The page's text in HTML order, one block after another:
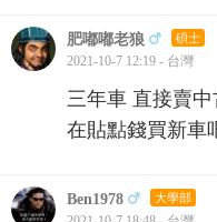
肥嘟嘟老狼 碩士
2021-10-7 12:19 - 台灣
三年車 直接賣
在貼點錢買新車
Ben1978 大學部